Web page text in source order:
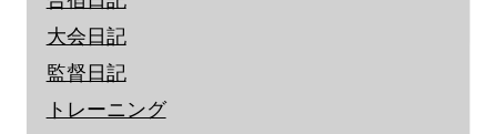
大会日記
監督日記
トレーニング